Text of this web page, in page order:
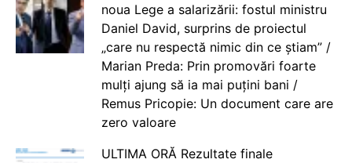
noua Lege a salarizării: fostul ministru
Daniel David, surprins de proiectul
„care nu respectă nimic din ce știam” /
Marian Preda: Prin promovări foarte
mulți ajung să ia mai puțini bani /
Remus Pricopie: Un document care are
zero valoare
ULTIMA ORĂ Rezultate finale